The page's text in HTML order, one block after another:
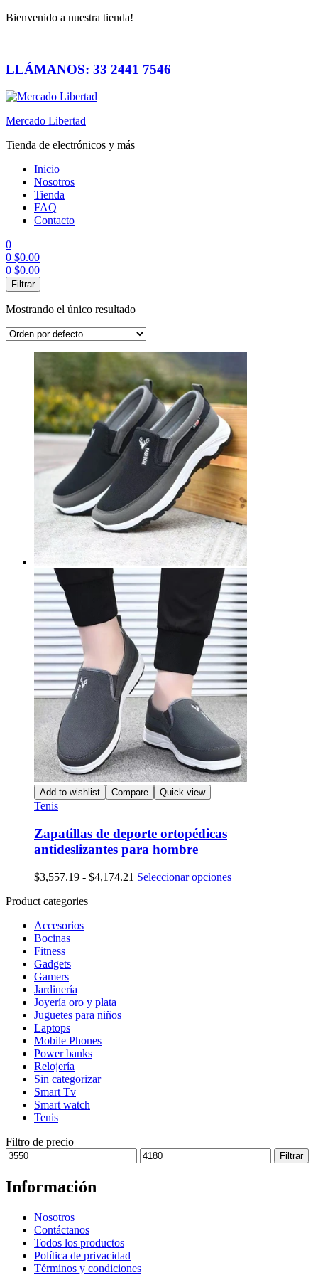
Bienvenido a nuestra tienda!
LLÁMANOS: 33 2441 7546
Mercado Libertad
Tienda de electrónicos y más
Inicio
Nosotros
Tienda
FAQ
Contacto
0
0 $0.00
0 $0.00
Menú
Filtrar
Mostrando el único resultado
Add to wishlist Compare Quick view
Tenis
Zapatillas de deporte ortopédicas
antideslizantes para hombre
$3,557.19 - $4,174.21 Rango
Seleccionar opcionesEste
Product categories
Accesorios
Bocinas
Fitness
Gadgets
Gamers
Jardinería
Joyería oro y plata
Juguetes para niños
Laptops
Mobile Phones
Power banks
Relojería
Sin categorizar
Smart Tv
Smart watch
Tenis
Filtro de precio
Precio
mínimo
Precio
máximo
Filtrar
Información
Nosotros
Contáctanos
Todos los productos
Política de privacidad
Términos y condiciones